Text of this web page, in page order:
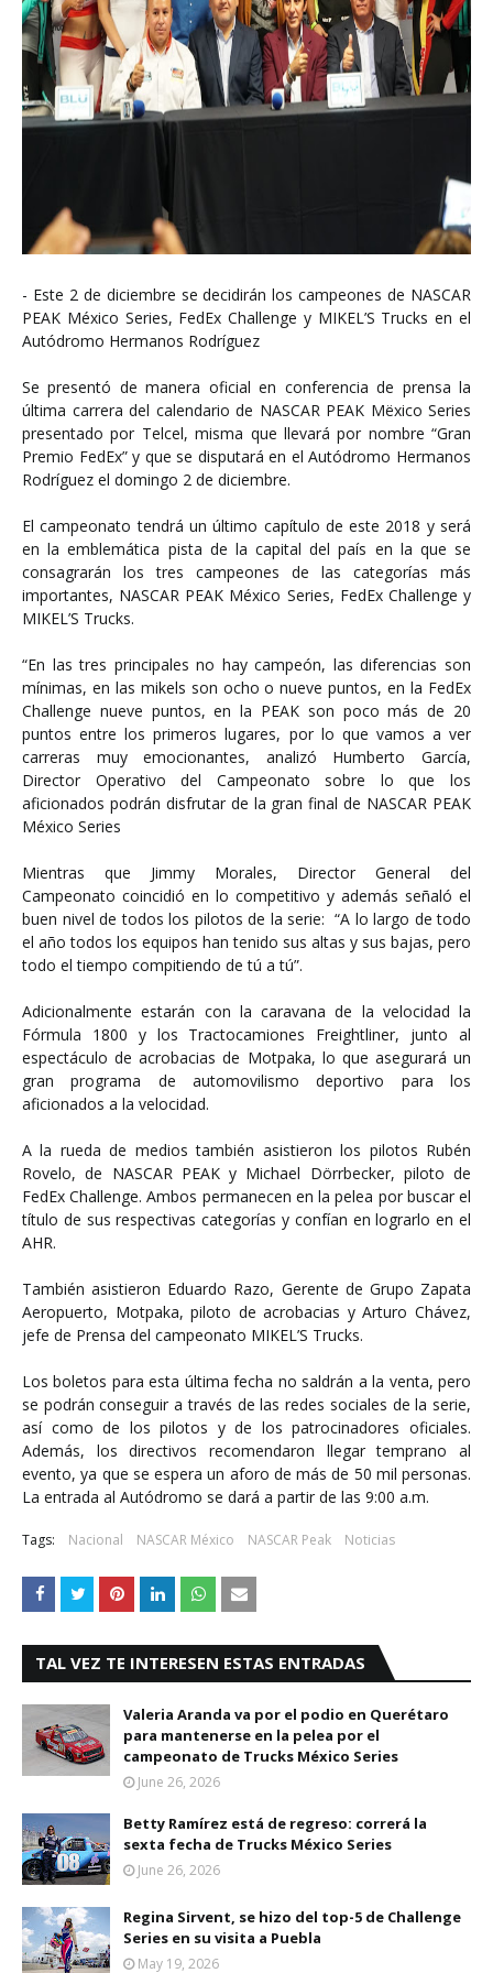
- Este 2 de diciembre se decidirán los campeones de NASCAR
PEAK México Series, FedEx Challenge y MIKEL’S Trucks en el
Autódromo Hermanos Rodríguez
Se presentó de manera oficial en conferencia de prensa la
última carrera del calendario de NASCAR PEAK Mëxico Series
presentado por Telcel, misma que llevará por nombre “Gran
Premio FedEx” y que se disputará en el Autódromo Hermanos
Rodríguez el domingo 2 de diciembre.
El campeonato tendrá un último capítulo de este 2018 y será
en la emblemática pista de la capital del país en la que se
consagrarán los tres campeones de las categorías más
importantes, NASCAR PEAK México Series, FedEx Challenge y
MIKEL’S Trucks.
“En las tres principales no hay campeón, las diferencias son
mínimas, en las mikels son ocho o nueve puntos, en la FedEx
Challenge nueve puntos, en la PEAK son poco más de 20
puntos entre los primeros lugares, por lo que vamos a ver
carreras muy emocionantes, analizó Humberto García,
Director Operativo del Campeonato sobre lo que los
aficionados podrán disfrutar de la gran final de NASCAR PEAK
México Series
Mientras que Jimmy Morales, Director General del
Campeonato coincidió en lo competitivo y además señaló el
buen nivel de todos los pilotos de la serie: “A lo largo de todo
el año todos los equipos han tenido sus altas y sus bajas, pero
todo el tiempo compitiendo de tú a tú”.
Adicionalmente estarán con la caravana de la velocidad la
Fórmula 1800 y los Tractocamiones Freightliner, junto al
espectáculo de acrobacias de Motpaka, lo que asegurará un
gran programa de automovilismo deportivo para los
aficionados a la velocidad.
A la rueda de medios también asistieron los pilotos Rubén
Rovelo, de NASCAR PEAK y Michael Dörrbecker, piloto de
FedEx Challenge. Ambos permanecen en la pelea por buscar el
título de sus respectivas categorías y confían en lograrlo en el
AHR.
También asistieron Eduardo Razo, Gerente de Grupo Zapata
Aeropuerto, Motpaka, piloto de acrobacias y Arturo Chávez,
jefe de Prensa del campeonato MIKEL’S Trucks.
Los boletos para esta última fecha no saldrán a la venta, pero
se podrán conseguir a través de las redes sociales de la serie,
así como de los pilotos y de los patrocinadores oficiales.
Además, los directivos recomendaron llegar temprano al
evento, ya que se espera un aforo de más de 50 mil personas.
La entrada al Autódromo se dará a partir de las 9:00 a.m.
Tags: Nacional NASCAR México NASCAR Peak Noticias
TAL VEZ TE INTERESEN ESTAS ENTRADAS
Valeria Aranda va por el podio en Querétaro
para mantenerse en la pelea por el
campeonato de Trucks México Series
June 26, 2026
Betty Ramírez está de regreso: correrá la
sexta fecha de Trucks México Series
June 26, 2026
Regina Sirvent, se hizo del top-5 de Challenge
Series en su visita a Puebla
May 19, 2026